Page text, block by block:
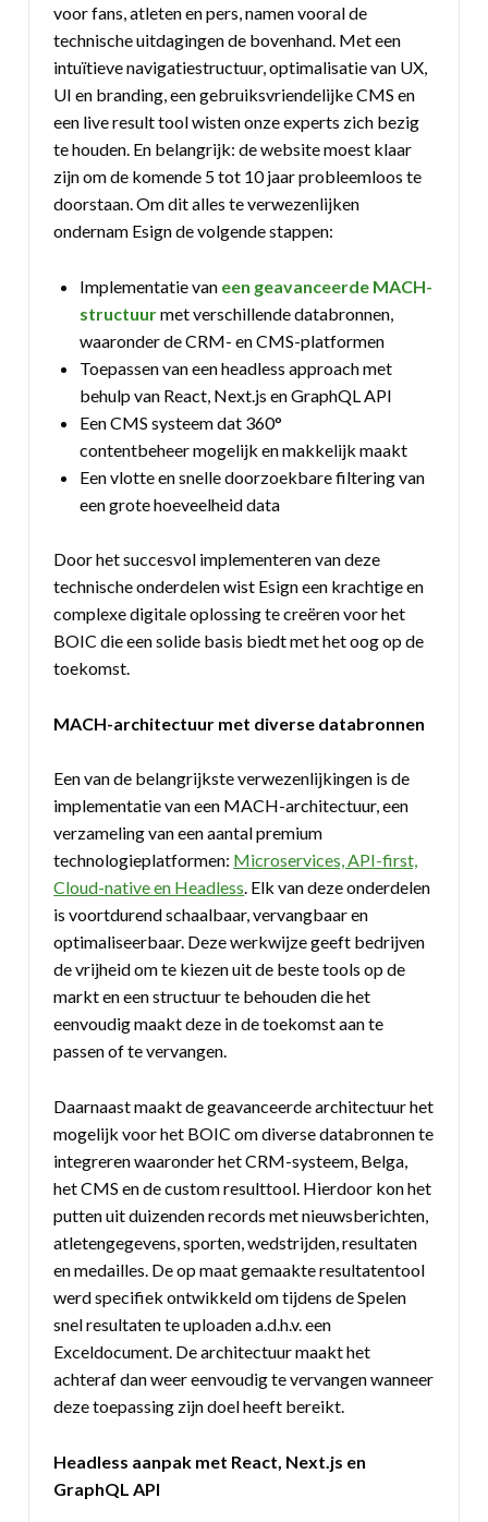
voor fans, atleten en pers, namen vooral de
technische uitdagingen de bovenhand. Met een
intuïtieve navigatiestructuur, optimalisatie van UX,
UI en branding, een gebruiksvriendelijke CMS en
een live result tool wisten onze experts zich bezig
te houden. En belangrijk: de website moest klaar
zijn om de komende 5 tot 10 jaar probleemloos te
doorstaan. Om dit alles te verwezenlijken
ondernam Esign de volgende stappen:
Implementatie van een geavanceerde MACH-
structuurmet verschillende databronnen,
waaronder de CRM- en CMS-platformen
Toepassen van een headless approach met
behulp van React, Next.js en GraphQL API
Een CMS systeem dat 360°
contentbeheer mogelijk en makkelijk maakt
Een vlotte en snelle doorzoekbare filtering van
een grote hoeveelheid data
Door het succesvol implementeren van deze
technische onderdelen wist Esign een krachtige en
complexe digitale oplossing te creëren voor het
BOIC die een solide basis biedt met het oog op de
toekomst.
MACH-architectuur met diverse databronnen
Een van de belangrijkste verwezenlijkingen is de
implementatie van een MACH-architectuur, een
verzameling van een aantal premium
technologieplatformen: Microservices, API-first,
Cloud-native en Headless. Elk van deze onderdelen
is voortdurend schaalbaar, vervangbaar en
optimaliseerbaar. Deze werkwijze geeft bedrijven
de vrijheid om te kiezen uit de beste tools op de
markt en een structuur te behouden die het
eenvoudig maakt deze in de toekomst aan te
passen of te vervangen.
Daarnaast maakt de geavanceerde architectuur het
mogelijk voor het BOIC om diverse databronnen te
integreren waaronder het CRM-systeem, Belga,
het CMS en de custom resulttool. Hierdoor kon het
putten uit duizenden records met nieuwsberichten,
atletengegevens, sporten, wedstrijden, resultaten
en medailles. De op maat gemaakte resultatentool
werd specifiek ontwikkeld om tijdens de Spelen
snel resultaten te uploaden a.d.h.v. een
Exceldocument. De architectuur maakt het
achteraf dan weer eenvoudig te vervangen wanneer
deze toepassing zijn doel heeft bereikt.
Headless aanpak met React, Next.js en
GraphQL API